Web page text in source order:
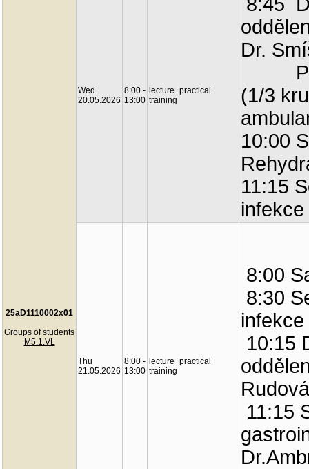
25aD1110002x01
Groups of students
M5.1.VL
Wed
20.05.2026
8:00 -
13:00
lecture+practical
training
Dr.
(1/3
10:00
11:15
Thu
21.05.2026
8:00 -
13:00
lecture+practical
training
8:00
8:30
10:15
Rudová
11:15